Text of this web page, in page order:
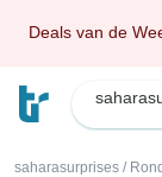
Deals van de
saharasurprises /